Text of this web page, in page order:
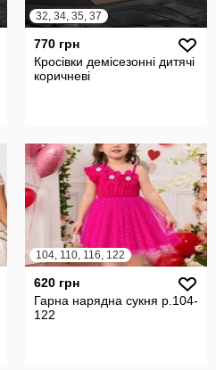
32, 34, 35, 37
770 грн
Кросівки демісезонні дитячі
коричневі
104, 110, 116, 122
620 грн
Гарна нарядна сукня р.104-
122